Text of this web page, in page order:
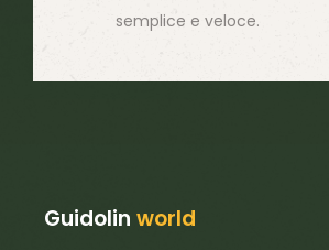
semplice e veloce.
Guidolinworld